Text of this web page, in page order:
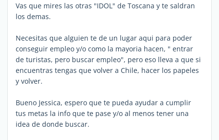
Vas que mires las otras "IDOL" de Toscana y te saldran
los demas.
Necesitas que alguien te de un lugar aqui para poder
conseguir empleo y/o como la mayoria hacen, " entrar
de turistas, pero buscar empleo", pero eso lleva a que si
encuentras tengas que volver a Chile, hacer los papeles
y volver.
Bueno Jessica, espero que te pueda ayudar a cumplir
tus metas la info que te pase y/o al menos tener una
idea de donde buscar.